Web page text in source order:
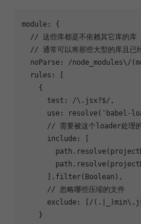
module : {
// 这些库都是不依赖其它库的库
// 通常可以将那些大型的库且已
  noParse:
/node_modules\/
rules : [
    {
test : /\.jsx?$/ ,
use : resolve( 'babel-
// 需要被这个loader处理
      include: [
      ].filter(
Boolean ),
// 忽略哪些压缩的文件
      exclude: [
/
    }